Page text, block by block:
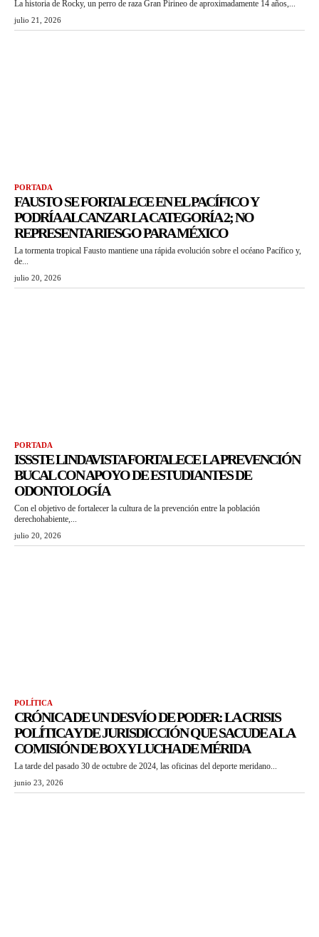
La historia de Rocky, un perro de raza Gran Pirineo de aproximadamente 14 años,...
julio 21, 2026
PORTADA
FAUSTO SE FORTALECE EN EL PACÍFICO Y
PODRÍA ALCANZAR LA CATEGORÍA 2; NO
REPRESENTA RIESGO PARA MÉXICO
La tormenta tropical Fausto mantiene una rápida evolución sobre el océano Pacífico y,
de...
julio 20, 2026
PORTADA
ISSSTE LINDAVISTA FORTALECE LA PREVENCIÓN
BUCAL CON APOYO DE ESTUDIANTES DE
ODONTOLOGÍA
Con el objetivo de fortalecer la cultura de la prevención entre la población
derechohabiente,...
julio 20, 2026
POLÍTICA
CRÓNICA DE UN DESVÍO DE PODER: LA CRISIS
POLÍTICA Y DE JURISDICCIÓN QUE SACUDE A LA
COMISIÓN DE BOX Y LUCHA DE MÉRIDA
La tarde del pasado 30 de octubre de 2024, las oficinas del deporte meridano...
junio 23, 2026